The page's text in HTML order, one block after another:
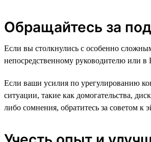
Обращайтесь за
Если вы столкнулись с особенно
непосредственному руководителю или в
Если ваши усилия по урегулированию
ситуации, такие как домогательства,
либо сомнения, обратитесь за советом к